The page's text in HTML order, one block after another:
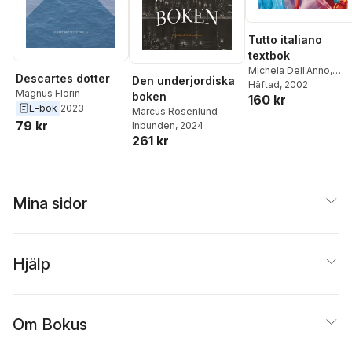
Marie Daouda
Stephen
Cave, Pär Cassel
Måns
Nils Billing
Descartes dotter
Magnus Florin
E-bok 2023
79 kr
Den underjordiska
boken
Marcus Rosenlund
Inbunden, 2024
261 kr
Tutto italiano
textbok
Michela Dell'Anno,
Maddalena di Emidio
Blomqvist
Häftad, 2002
160 kr
Mina sidor
Hjälp
Om Bokus